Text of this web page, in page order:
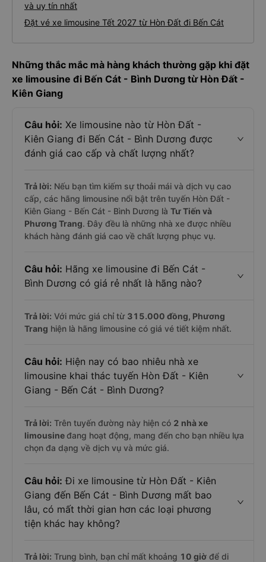
và uy tín nhất
Đặt vé xe limousine Tết 2027 từ Hòn Đất đi Bến Cát
Những thắc mắc mà hàng khách thường gặp khi đặt
xe limousine đi Bến Cát - Bình Dương từ Hòn Đất -
Kiên Giang
Câu hỏi: Xe limousine nào từ Hòn Đất -
Kiên Giang đi Bến Cát - Bình Dương được
đánh giá cao cấp và chất lượng nhất?
Trả lời: Nếu bạn tìm kiếm sự thoải mái và dịch vụ cao
cấp, các hãng limousine nổi bật trên tuyến Hòn Đất -
Kiên Giang - Bến Cát - Bình Dương là Tư Tiến và
Phương Trang. Đây đều là những nhà xe được nhiều
khách hàng đánh giá cao về chất lượng phục vụ.
Câu hỏi: Hãng xe limousine đi Bến Cát -
Bình Dương có giá rẻ nhất là hãng nào?
Trả lời: Với mức giá chỉ từ 315.000 đồng, Phương
Trang hiện là hãng limousine có giá vé tiết kiệm nhất.
Câu hỏi: Hiện nay có bao nhiêu nhà xe
limousine khai thác tuyến Hòn Đất - Kiên
Giang - Bến Cát - Bình Dương?
Trả lời: Trên tuyến đường này hiện có 2 nhà xe
limousineđang hoạt động, mang đến cho bạn nhiều lựa
chọn đa dạng về dịch vụ và mức giá.
Câu hỏi: Đi xe limousine từ Hòn Đất - Kiên
Giang đến Bến Cát - Bình Dương mất bao
lâu, có mất thời gian hơn các loại phương
tiện khác hay không?
Trả lời: Trung bình, bạn chỉ mất khoảng 10 giờ để di